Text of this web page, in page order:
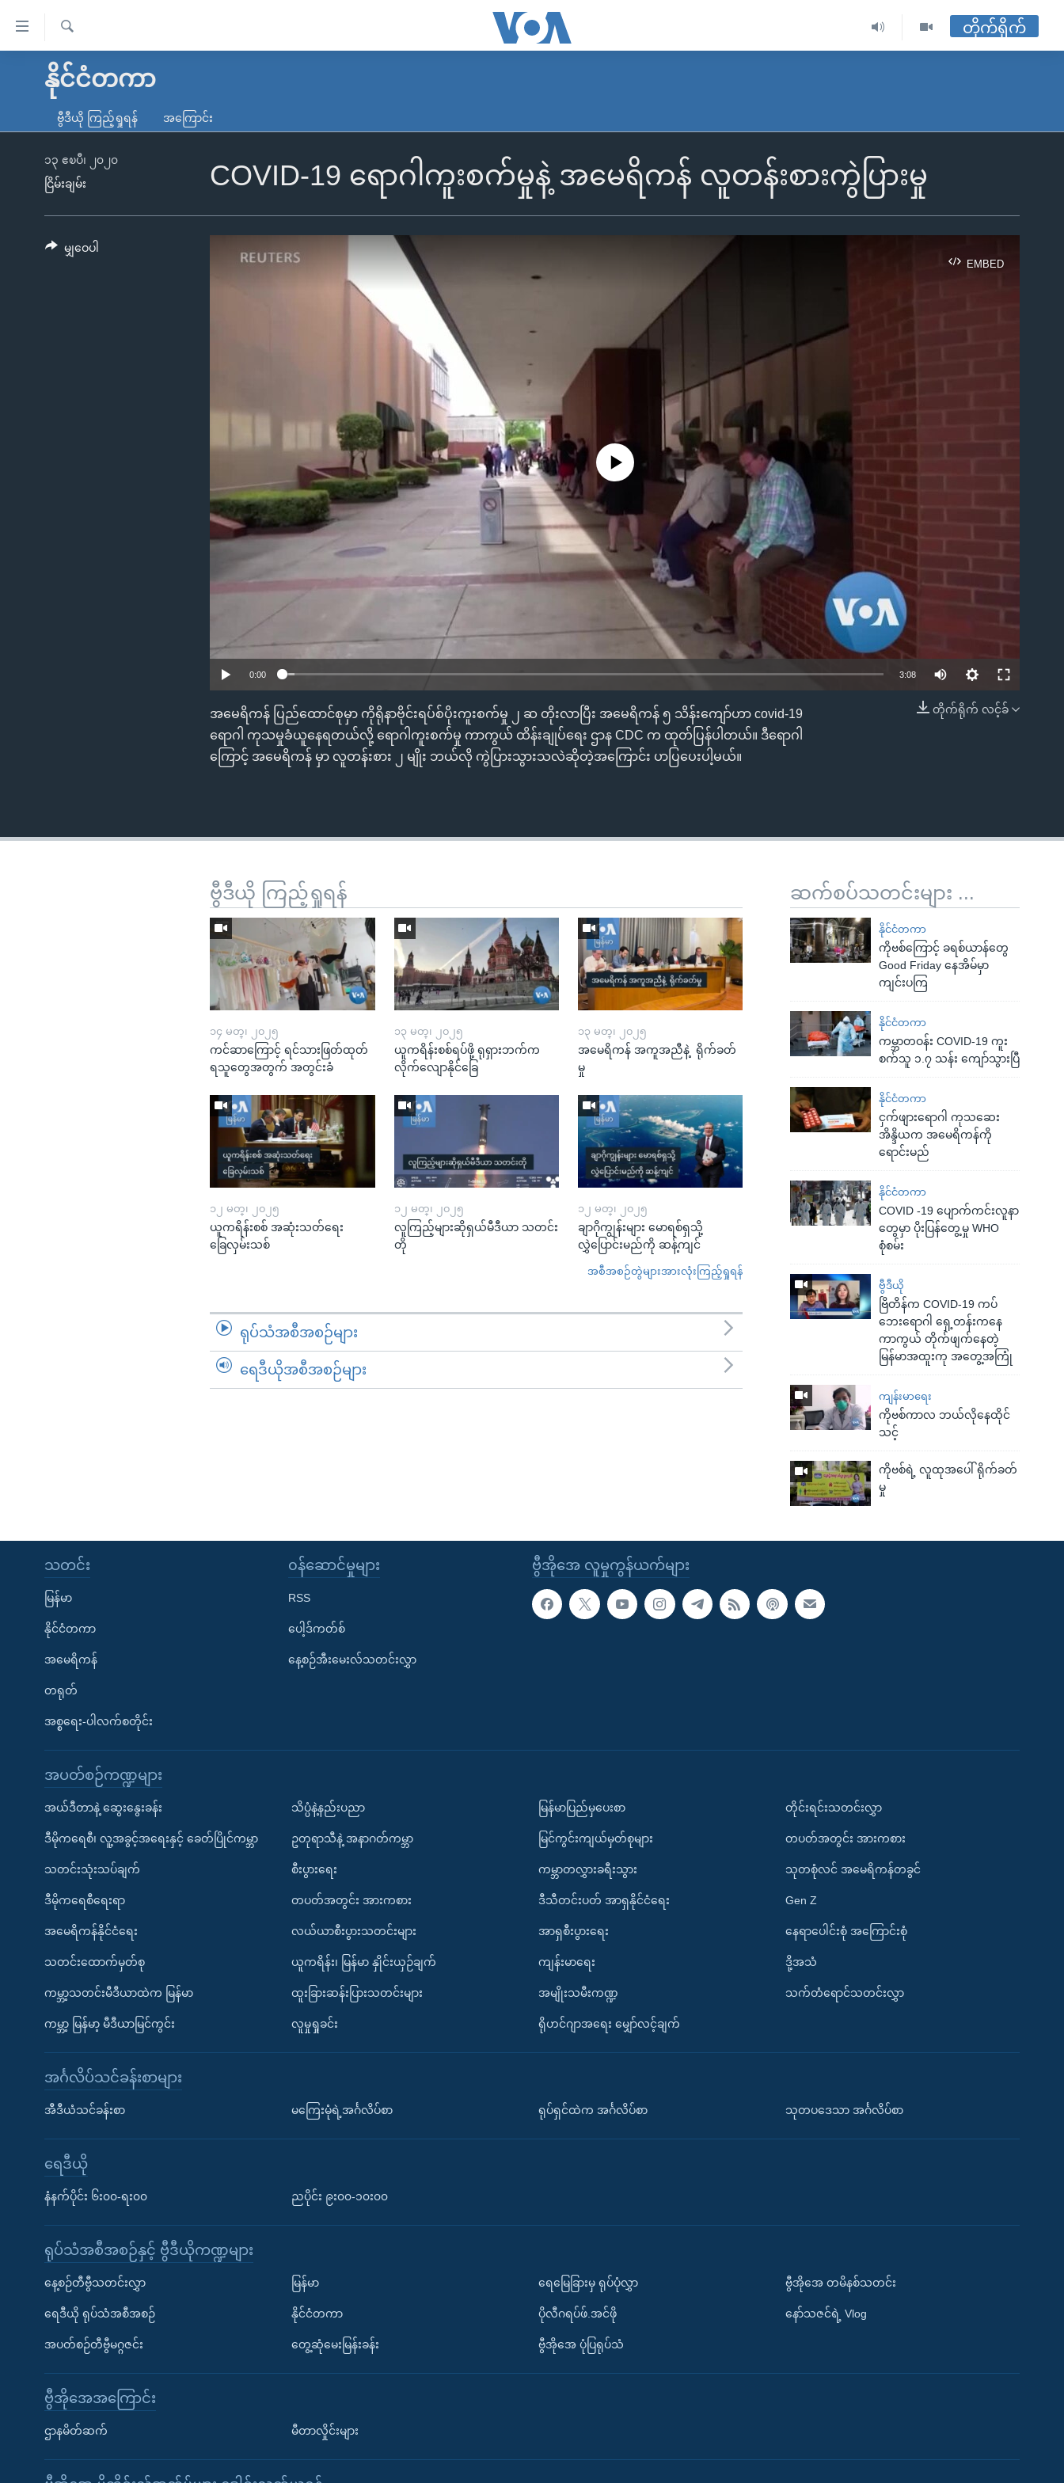
လွယ်ကူ
သည့်
မူလစာမျက်နှာ
ကမ္ဘာ့သတင်းများ
နိုင်ငံတကာ
အမေရိကန်
တရုတ်
အစ္စရေး-ပါလက်စတိုင်း
သတင်းလွတ်လပ်ခွင့်
ရပ်ဝန်းတခု လမ်းတခု အလွန်
အင်္ဂလိပ်စာလေ့လာမယ်
ရှာဖွေ
ရ
လာ
တိုက်ရိုက်
နိုင်ငံတကာ
ဗွီဒီယို ကြည့်ရှုရန် အကြောင်း
COVID-19 ရောဂါကူးစက်မှုနဲ့ အမေရိကန် လူတန်းစားကွဲပြားမှု
၁၃ ဧၿပီ၊ ၂၀၂၀
ငြိမ်းချမ်း
EMBED
EMBED
No media source currently available
0:00 3:08
တိုက်ရိုက် လင့်ခ်
အမေရိကန် ပြည်ထောင်စုမှာ ကိုရိုနာဗိုင်းရပ်စ်ပိုးကူးစက်မှု ၂ ဆ တိုးလာပြီး အမေရိကန် ၅ သိန်းကျော်ဟာ covid-19
ရောဂါ ကုသမှုခံယူနေရတယ်လို့ ရောဂါကူးစက်မှု ကာကွယ် ထိန်းချုပ်ရေး ဌာန CDC က ထုတ်ပြန်ပါတယ်။ ဒီရောဂါ
ကြောင့် အမေရိကန် မှာ လူတန်းစား ၂ မျိုး ဘယ်လို ကွဲပြားသွားသလဲဆိုတဲ့အကြောင်း ပာပြပေးပါ့မယ်။
မျှဝေပါ
ဆက်စပ်သတင်းများ ...
နိုင်ငံတကာ
ကိုဗစ်ကြောင့် ခရစ်ယာန်တွေ
Good Friday နေအိမ်မှာ
ကျင်းပကြ
နိုင်ငံတကာ
ကမ္ဘာတဝန်း COVID-19 ကူး
စက်သူ ၁.၇ သန်း ကျော်သွားပြီ
နိုင်ငံတကာ
ငှက်ဖျားရောဂါ ကုသဆေး
အိန္ဒိယက အမေရိကန်ကို
ရောင်းမည်
နိုင်ငံတကာ
COVID -19 ပျောက်ကင်းလူနာ
တွေမှာ ပိုးပြန်တွေ့မှု WHO
စုံစမ်း
ဗွီဒီယို
ဗြိတိန်က COVID-19 ကပ်
ဘေးရောဂါ ရှေ့တန်းကနေ
ကာကွယ် တိုက်ဖျက်နေတဲ့
မြန်မာအထူးကု အတွေ့အကြုံ
ကျန်းမာရေး
ကိုဗစ်ကာလ ဘယ်လိုနေထိုင်
သင့်
ကိုဗစ်ရဲ့ လူထုအပေါ် ရိုက်ခတ်
မှု
ဗွီဒီယို ကြည့်ရှုရန်
၁၄ မတ္၊ ၂၀၂၅
ကင်ဆာကြောင့် ရင်သားဖြတ်ထုတ်
ရသူတွေအတွက် အတွင်းခံ
၁၃ မတ္၊ ၂၀၂၅
ယူကရိန်းစစ်ရပ်ဖို့ ရုရှားဘက်က
လိုက်လျောနိုင်ခြေ
၁၃ မတ္၊ ၂၀၂၅
အမေရိကန် အကူအညီနဲ့ ရိုက်ခတ်
မှု
၁၂ မတ္၊ ၂၀၂၅
ယူကရိန်းစစ် အဆုံးသတ်ရေး
ခြေလှမ်းသစ်
၁၂ မတ္၊ ၂၀၂၅
လူကြည့်များဆိုရှယ်မီဒီယာ သတင်း
တို
၁၂ မတ္၊ ၂၀၂၅
ချာဂိုကျွန်းများ မောရစ်ရှသို့
လွှဲပြောင်းမည်ကို ဆန့်ကျင်
အစီအစဉ်တွဲများအားလုံးကြည့်ရှုရန်
ရုပ်သံအစီအစဉ်များ
ရေဒီယိုအစီအစဉ်များ
ဗွီအိုအေ လူမှုကွန်ယက်များ
သတင်း
မြန်မာ
နိုင်ငံတကာ
အမေရိကန်
တရုတ်
အစ္စရေး-ပါလက်စတိုင်း
၀န်ဆောင်မှုများ
RSS
ပေါ့ဒ်ကတ်စ်
နေ့စဉ်အီးမေးလ်သတင်းလွှာ
အပတ်စဉ်ကဏ္ဍများ
အယ်ဒီတာနဲ့ ဆွေးနွေးခန်း
ဒီမိုကရေစီ၊ လူ့အခွင့်အရေးနှင့် ခေတ်ပြိုင်ကမ္ဘာ
သတင်းသုံးသပ်ချက်
ဒီမိုကရေစီရေးရာ
အမေရိကန်နိုင်ငံရေး
သတင်းထောက်မှတ်စု
ကမ္ဘာ့သတင်းမီဒီယာထဲက မြန်မာ
ကမ္ဘာ့ မြန်မာ့ မီဒီယာမြင်ကွင်း
သိပ္ပံနဲ့နည်းပညာ
ဥတုရာသီနဲ့ အနာဂတ်ကမ္ဘာ
စီးပွားရေး
တပတ်အတွင်း အားကစား
လယ်ယာစီးပွားသတင်းများ
ယူကရိန်း၊ မြန်မာ နှိုင်းယှဉ်ချက်
ထူးခြားဆန်းပြားသတင်းများ
လူမှုရှုခင်း
မြန်မာပြည်မှပေးစာ
မြင်ကွင်းကျယ်မှတ်စုများ
ကမ္ဘာတလွှားခရီးသွား
ဒီသီတင်းပတ် အာရှနိုင်ငံရေး
အာရှစီးပွားရေး
ကျန်းမာရေး
အမျိုးသမီးကဏ္ဍ
ရိုဟင်ဂျာအရေး မျှော်လင့်ချက်
တိုင်းရင်းသတင်းလွှာ
တပတ်အတွင်း အားကစား
သုတစုံလင် အမေရိကန်တခွင်
Gen Z
နေရာပေါင်းစုံ အကြောင်းစုံ
ဒို့အသံ
သက်တံရောင်သတင်းလွှာ
အင်္ဂလိပ်သင်ခန်းစာများ
အီဒီယံသင်ခန်းစာ မကြေးမုံရဲ့အင်္ဂလိပ်စာ ရုပ်ရှင်ထဲက အင်္ဂလိပ်စာ သုတပဒေသာ အင်္ဂလိပ်စာ
ရေဒီယို
နံနက်ပိုင်း ၆း၀၀-ရး၀၀ ညပိုင်း ၉း၀၀-၁၀း၀၀
ရုပ်သံအစီအစဉ်နှင့် ဗွီဒီယိုကဏ္ဍများ
နေ့စဉ်တီဗွီသတင်းလွှာ
ရေဒီယို ရုပ်သံအစီအစဉ်
အပတ်စဉ်တီဗွီမဂ္ဂဇင်း
မြန်မာ
နိုင်ငံတကာ
တွေ့ဆုံမေးမြန်းခန်း
ရေမြေခြားမှ ရုပ်ပုံလွှာ
ပိုလီဂရပ်ဖ်.အင်ဖို
ဗွီအိုအေ ပုံပြရုပ်သံ
ဗွီအိုအေ တမိနစ်သတင်း
နော်သဇင်ရဲ့ Vlog
ဗွီအိုအေအကြောင်း
ဌာနမိတ်ဆက် မီတာလှိုင်းများ